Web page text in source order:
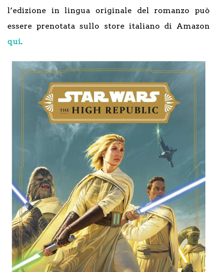
l’edizione in lingua originale del romanzo può
essere prenotata sullo store italiano di Amazon
qui.